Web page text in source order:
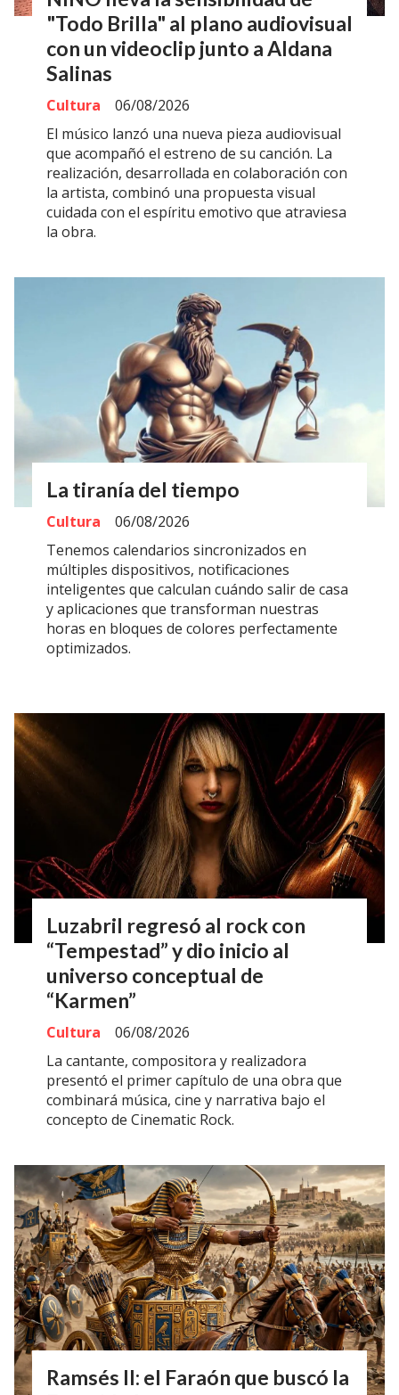
"Todo Brilla" al plano audiovisual
con un videoclip junto a Aldana
Salinas
Cultura
06/08/2026
El músico lanzó una nueva pieza audiovisual
que acompañó el estreno de su canción. La
realización, desarrollada en colaboración con
la artista, combinó una propuesta visual
cuidada con el espíritu emotivo que atraviesa
la obra.
La tiranía del tiempo
Cultura
06/08/2026
Tenemos calendarios sincronizados en
múltiples dispositivos, notificaciones
inteligentes que calculan cuándo salir de casa
y aplicaciones que transforman nuestras
horas en bloques de colores perfectamente
optimizados.
Luzabril regresó al rock con
“Tempestad” y dio inicio al
universo conceptual de
“Karmen”
Cultura
06/08/2026
La cantante, compositora y realizadora
presentó el primer capítulo de una obra que
combinará música, cine y narrativa bajo el
concepto de Cinematic Rock.
Ramsés II: el Faraón que buscó la